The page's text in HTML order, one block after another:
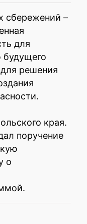
сбережений –
для
будущего
решения
края.
поручение
о